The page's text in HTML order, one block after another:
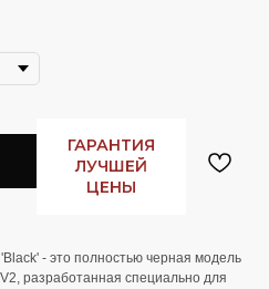
ГАРАНТИЯ
ЛУЧШЕЙ
ЦЕНЫ
- это полностью черная модель
разработанная специально для